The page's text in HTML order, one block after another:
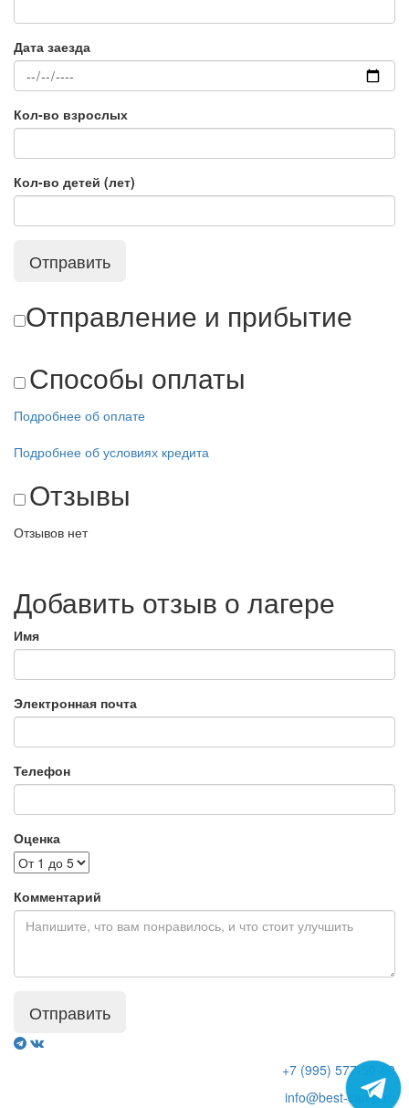
Дата заезда
Кол-во взрослых
Кол-во детей (лет)
Отправить
Отправление и прибытие
Способы оплаты
Подробнее об оплате
Подробнее об условиях кредита
Отзывы
Отзывов нет
Добавить отзыв о лагере
Имя
Электронная почта
Телефон
Оценка
Комментарий
Отправить
+7 (995) 577-50-60
info@best-camp.ru